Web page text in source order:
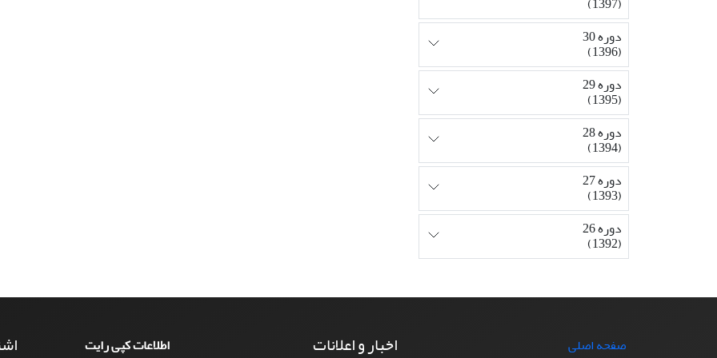
دوره 30
(1396)
دوره 29
(1395)
دوره 28
(1394)
دوره 27
(1393)
دوره 26
(1392)
صفحه اصلی
اخبار و اعلانات اطلاعات کپی رایت